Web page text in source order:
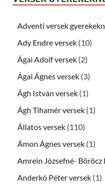
Adventi versek
Ady Endre versek (10)
Ágai Adolf versek (2)
Ágai Ágnes versek (3)
Ágh István versek (1)
Ágh Tihamér versek (1)
Állatos versek (110)
Ámon Ágnes versek (1)
Amrein Józsefné- Böröcz
Anderkó Péter versek (1)